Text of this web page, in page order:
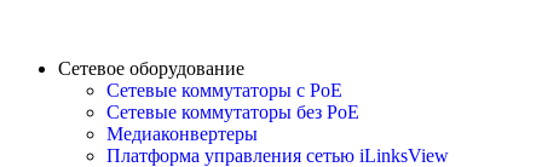
Сетевое оборудование
Сетевые коммутаторы с PoE
Сетевые коммутаторы без PoE
Медиаконвертеры
Платформа управления сетью iLinksView